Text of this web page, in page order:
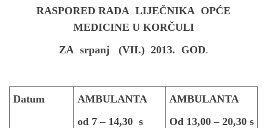
RASPORED RADA LIJEČNIKA OPĆE
MEDICINE U KORČULI
ZA srpanj (VII.) 2013. GOD.
Datum
AMBULANTA
od 7 – 14,30 s
AMBULANTA
Od 13,00 – 20,30 s